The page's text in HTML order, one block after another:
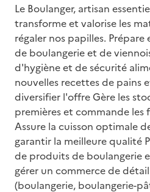
Le Boulanger, artisan
transforme et valorise les
régaler nos papilles.
de boulangerie et de
d'hygiène et de sécurité
nouvelles recettes de pains
diversifier l'offre Gère les
premières et commande les
Assure la cuisson optimale
garantir la meilleure qualité
de produits de boulangerie
gérer un commerce de
(boulangerie, boulangerie-